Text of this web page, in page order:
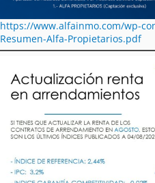
https://www.alfainmo.com/wp-
Resumen-Alfa-Propietarios.pdf